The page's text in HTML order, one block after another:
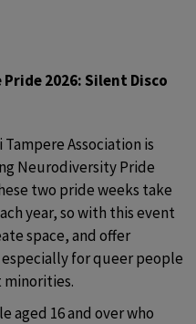
2026: Silent Disco
Association is
Neurodiversity Pride
two pride weeks take
year, so with this event
space, and offer
for queer people
aged 16 and over who